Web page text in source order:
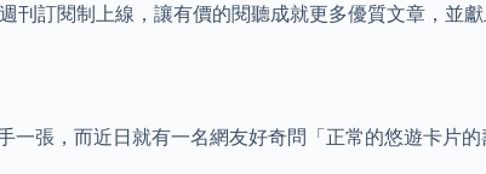
訂閱制上線，讓有價的閱聽成就更多優質文章，並
張，而近日就有一名網友好奇問「正常的悠遊卡片